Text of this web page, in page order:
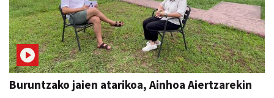
Buruntzako jaien atarikoa, Ainhoa Aiertzarekin